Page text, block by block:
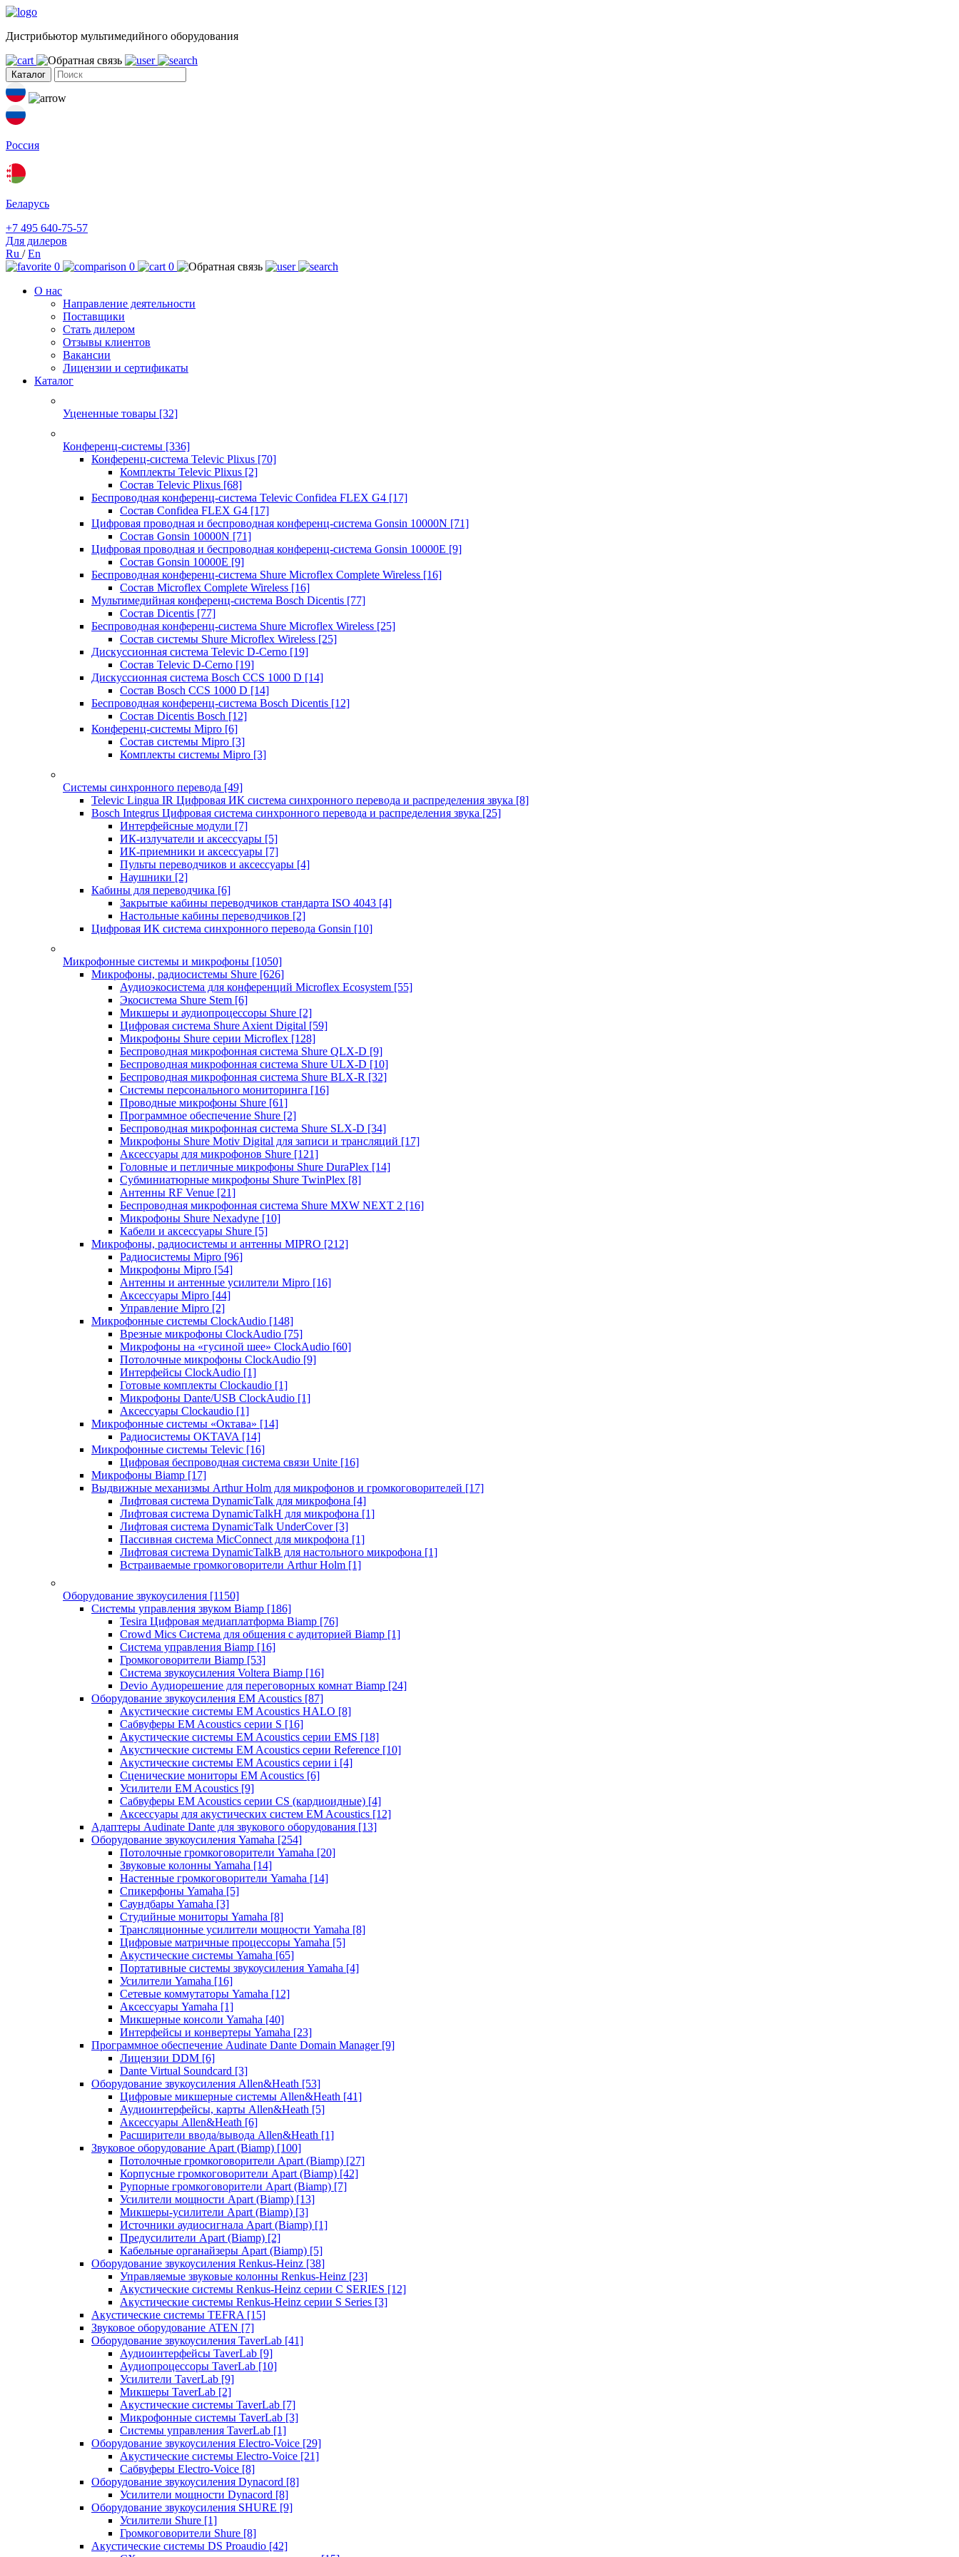
Дистрибьютор мультимедийного оборудования
Каталог
Россия
Беларусь
+7 495 640-75-57
Для дилеров
Ru /En
0
0
0
О нас
Направление деятельности
Поставщики
Стать дилером
Отзывы клиентов
Вакансии
Лицензии и сертификаты
Каталог
Уцененные товары [32]
Конференц-системы [336]
Конференц-система Televic Plixus [70]
Комплекты Televic Plixus [2]
Состав Televic Plixus [68]
Беспроводная конференц-система Televic Confidea FLEX G4 [17]
Состав Confidea FLEX G4 [17]
Цифровая проводная и беспроводная конференц-система Gonsin 10000N [71]
Состав Gonsin 10000N [71]
Цифровая проводная и беспроводная конференц-система Gonsin 10000E [9]
Состав Gonsin 10000E [9]
Беспроводная конференц-система Shure Microflex Complete Wireless [16]
Состав Microflex Complete Wireless [16]
Мультимедийная конференц-система Bosch Dicentis [77]
Состав Dicentis [77]
Беспроводная конференц-система Shure Microflex Wireless [25]
Состав системы Shure Microflex Wireless [25]
Дискуссионная система Televic D-Cerno [19]
Состав Televic D-Cerno [19]
Дискуссионная система Bosch CCS 1000 D [14]
Состав Bosch CCS 1000 D [14]
Беспроводная конференц-система Bosch Dicentis [12]
Состав Dicentis Bosch [12]
Конференц-системы Mipro [6]
Состав системы Mipro [3]
Комплекты системы Mipro [3]
Системы синхронного перевода [49]
Televic Lingua IR Цифровая ИК система синхронного перевода и распределения звука [8]
Bosch Integrus Цифровая система синхронного перевода и распределения звука [25]
Интерфейсные модули [7]
ИК-излучатели и аксессуары [5]
ИК-приемники и аксессуары [7]
Пульты переводчиков и аксессуары [4]
Наушники [2]
Кабины для переводчика [6]
Закрытые кабины переводчиков стандарта ISO 4043 [4]
Настольные кабины переводчиков [2]
Цифровая ИК система синхронного перевода Gonsin [10]
Микрофонные системы и микрофоны [1050]
Микрофоны, радиосистемы Shure [626]
Аудиоэкосистема для конференций Microflex Ecosystem [55]
Экосистема Shure Stem [6]
Микшеры и аудиопроцессоры Shure [2]
Цифровая система Shure Axient Digital [59]
Микрофоны Shure серии Microflex [128]
Беспроводная микрофонная система Shure QLX-D [9]
Беспроводная микрофонная система Shure ULX-D [10]
Беспроводная микрофонная система Shure BLX-R [32]
Системы персонального мониторинга [16]
Проводные микрофоны Shure [61]
Программное обеспечение Shure [2]
Беспроводная микрофонная система Shure SLX-D [34]
Микрофоны Shure Motiv Digital для записи и трансляций [17]
Аксессуары для микрофонов Shure [121]
Головные и петличные микрофоны Shure DuraPlex [14]
Субминиатюрные микрофоны Shure TwinPlex [8]
Антенны RF Venue [21]
Беспроводная микрофонная система Shure MXW NEXT 2 [16]
Микрофоны Shure Nexadyne [10]
Кабели и аксессуары Shure [5]
Микрофоны, радиосистемы и антенны MIPRO [212]
Радиосистемы Mipro [96]
Микрофоны Mipro [54]
Антенны и антенные усилители Mipro [16]
Аксессуары Mipro [44]
Управление Mipro [2]
Микрофонные системы ClockAudio [148]
Врезные микрофоны ClockAudio [75]
Микрофоны на «гусиной шее» ClockAudio [60]
Потолочные микрофоны ClockAudio [9]
Интерфейсы ClockAudio [1]
Готовые комплекты Clockaudio [1]
Микрофоны Dante/USB ClockAudio [1]
Аксессуары Clockaudio [1]
Микрофонные системы «Октава» [14]
Радиосистемы OKTAVA [14]
Микрофонные системы Televic [16]
Цифровая беспроводная система связи Unite [16]
Микрофоны Biamp [17]
Выдвижные механизмы Arthur Holm для микрофонов и громкоговорителей [17]
Лифтовая система DynamicTalk для микрофона [4]
Лифтовая система DynamicTalkH для микрофона [1]
Лифтовая система DynamicTalk UnderCover [3]
Пассивная система MicConnect для микрофона [1]
Лифтовая система DynamicTalkB для настольного микрофона [1]
Встраиваемые громкоговорители Arthur Holm [1]
Оборудование звукоусиления [1150]
Системы управления звуком Biamp [186]
Tesira Цифровая медиаплатформа Biamp [76]
Crowd Mics Система для общения с аудиторией Biamp [1]
Система управления Biamp [16]
Громкоговорители Biamp [53]
Система звукоусиления Voltera Biamp [16]
Devio Аудиорешение для переговорных комнат Biamp [24]
Оборудование звукоусиления EM Acoustics [87]
Акустические системы EM Acoustics HALO [8]
Сабвуферы EM Acoustics серии S [16]
Акустические системы EM Acoustics серии EMS [18]
Акустические системы EM Acoustics серии Reference [10]
Акустические системы EM Acoustics серии i [4]
Сценические мониторы EM Acoustics [6]
Усилители EM Acoustics [9]
Сабвуферы EM Acoustics серии CS (кардиоидные) [4]
Аксессуары для акустических систем EM Acoustics [12]
Адаптеры Audinate Dante для звукового оборудования [13]
Оборудование звукоусиления Yamaha [254]
Потолочные громкоговорители Yamaha [20]
Звуковые колонны Yamaha [14]
Настенные громкоговорители Yamaha [14]
Спикерфоны Yamaha [5]
Саундбары Yamaha [3]
Студийные мониторы Yamaha [8]
Трансляционные усилители мощности Yamaha [8]
Цифровые матричные процессоры Yamaha [5]
Акустические системы Yamaha [65]
Портативные системы звукоусиления Yamaha [4]
Усилители Yamaha [16]
Сетевые коммутаторы Yamaha [12]
Аксессуары Yamaha [1]
Микшерные консоли Yamaha [40]
Интерфейсы и конвертеры Yamaha [23]
Программное обеспечение Audinate Dante Domain Manager [9]
Лицензии DDM [6]
Dante Virtual Soundcard [3]
Оборудование звукоусиления Allen&Heath [53]
Цифровые микшерные системы Allen&Heath [41]
Аудиоинтерфейсы, карты Allen&Heath [5]
Аксессуары Allen&Heath [6]
Расширители ввода/вывода Allen&Heath [1]
Звуковое оборудование Apart (Biamp) [100]
Потолочные громкоговорители Apart (Biamp) [27]
Корпусные громкоговорители Apart (Biamp) [42]
Рупорные громкоговорители Apart (Biamp) [7]
Усилители мощности Apart (Biamp) [13]
Микшеры-усилители Apart (Biamp) [3]
Источники аудиосигнала Apart (Biamp) [1]
Предусилители Apart (Biamp) [2]
Кабельные органайзеры Apart (Biamp) [5]
Оборудование звукоусиления Renkus-Heinz [38]
Управляемые звуковые колонны Renkus-Heinz [23]
Акустические системы Renkus-Heinz серии C SERIES [12]
Акустические системы Renkus-Heinz серии S Series [3]
Акустические системы TEFRA [15]
Звуковое оборудование ATEN [7]
Оборудование звукоусиления TaverLab [41]
Аудиоинтерфейсы TaverLab [9]
Аудиопроцессоры TaverLab [10]
Усилители TaverLab [9]
Микшеры TaverLab [2]
Акустические системы TaverLab [7]
Микрофонные системы TaverLab [3]
Системы управления TaverLab [1]
Оборудование звукоусиления Electro-Voice [29]
Акустические системы Electro-Voice [21]
Сабвуферы Electro-Voice [8]
Оборудование звукоусиления Dynacord [8]
Усилители мощности Dynacord [8]
Оборудование звукоусиления SHURE [9]
Усилители Shure [1]
Громкоговорители Shure [8]
Акустические системы DS Proaudio [42]